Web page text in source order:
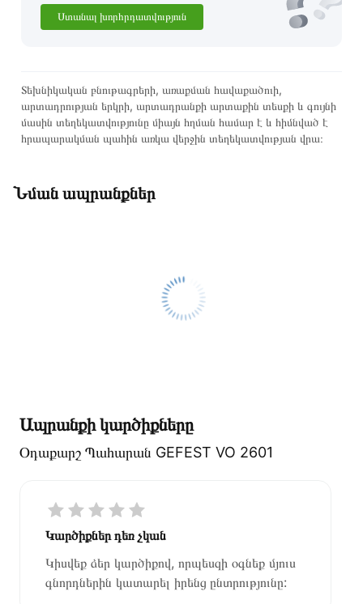
Ստանալ խորհրդատվություն
Տեխնիկական բնութագրերի, առաքման հավաքածուի,
արտադրության երկրի, արտադրանքի արտաքին տեսքի և գույնի
մասին տեղեկատվությունը միայն հղման համար է և հիմնված է
հրապարակման պահին առկա վերջին տեղեկատվության վրա։
Նման ապրանքներ
Ապրանքի կարծիքները
Օդաքարշ Պահարան GEFEST VO 2601
Կարծիքներ դեռ չկան
Կիսվեք ձեր կարծիքով, որպեսզի օգնեք մյուս
գնորդներին կատարել իրենց ընտրությունը: